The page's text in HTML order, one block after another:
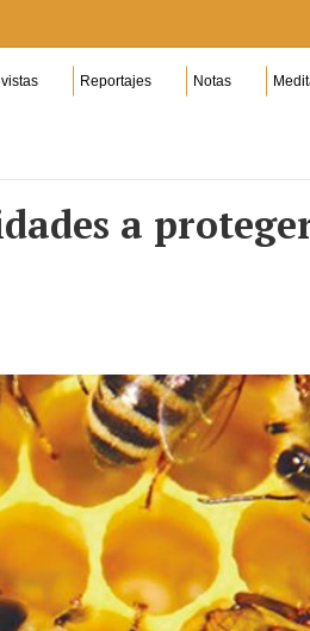
Reportajes Notas
a